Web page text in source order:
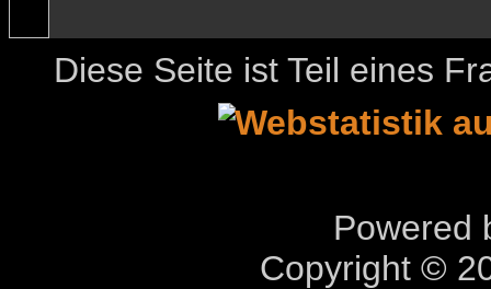
Diese Seite ist Teil eines
Powered
Copyright ©